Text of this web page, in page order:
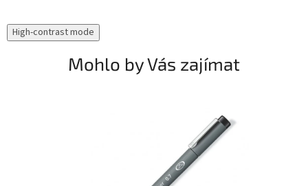
High-contrast mode
Mohlo by Vás zajímat